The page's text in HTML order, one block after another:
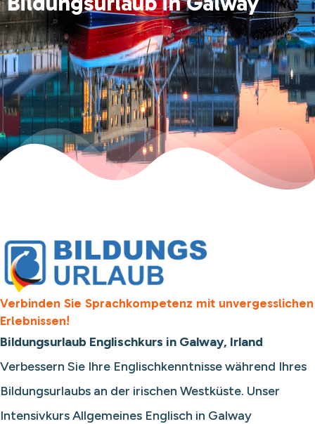
Verbinden Sie Sprachkompetenz mit unvergesslichen
Erlebnissen!
Bildungsurlaub Englischkurs in Galway, Irland
Verbessern Sie Ihre Englischkenntnisse während Ihres
Bildungsurlaubs an der irischen Westküste. Unser
Intensivkurs Allgemeines Englisch in Galway